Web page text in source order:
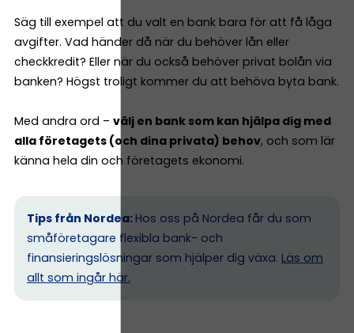
Säg till exempel att du valt en bank bara för att få låga
avgifter. Vad händer då när du behöver lån eller
checkkredit? Eller när du också behöver privat bolån via
banken? Högst troligt kommer du att behöva byta bank.
Med andra ord – välj en bank som kan hjälpa dig med
alla företagets (och dina privata) behov, och som lär
känna hela din och företagets ekonomi.
Tips från Nordea: Hos oss på Nordea får du som
småföretagare flexibla bank- och
finansieringslösningar som hjälper dig växa. Läs om
allt som ingår här.